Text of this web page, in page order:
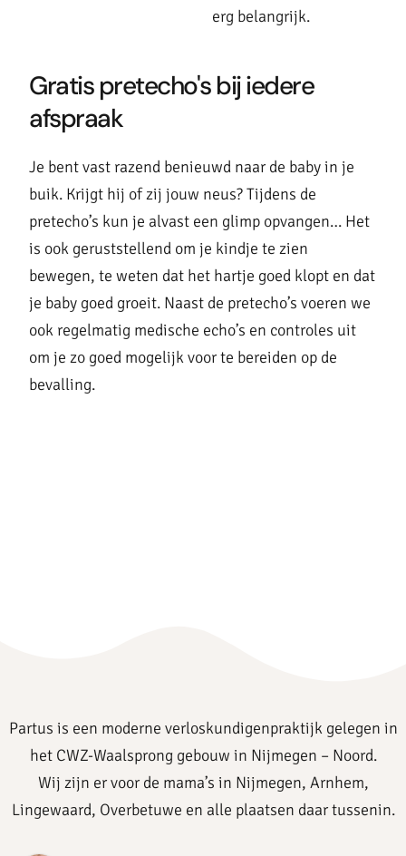
erg belangrijk.
Gratis pretecho's bij iedere
afspraak
Je bent vast razend benieuwd naar de baby in je
buik. Krijgt hij of zij jouw neus? Tijdens de
pretecho’s kun je alvast een glimp opvangen… Het
is ook geruststellend om je kindje te zien
bewegen, te weten dat het hartje goed klopt en dat
je baby goed groeit. Naast de pretecho’s voeren we
ook regelmatig medische echo’s en controles uit
om je zo goed mogelijk voor te bereiden op de
bevalling.
Partus is een moderne verloskundigenpraktijk gelegen in
het CWZ-Waalsprong gebouw in Nijmegen – Noord.
Wij zijn er voor de mama’s in Nijmegen, Arnhem,
Lingewaard, Overbetuwe en alle plaatsen daar tussenin.